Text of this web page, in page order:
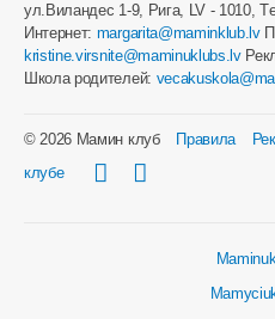
ул.Виландес 1-9, Рига, LV - 1010,
Интернет: margarita@maminklub.lv
kristine.virsnite@maminuklubs.lv
Школа родителей:
© 2026 Мамин клуб Правила
клубе